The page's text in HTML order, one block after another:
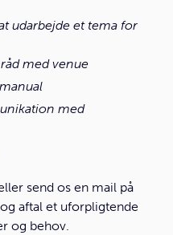
udarbejde et tema for
med venue
med
send os en mail på
aftal et uforpligtende
og behov.